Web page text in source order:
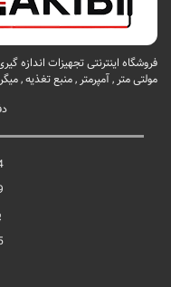
فروشگاه اینترنتی تجهیزات اندازه
مولتی متر , آمپرمتر , منبع تغذیه ,